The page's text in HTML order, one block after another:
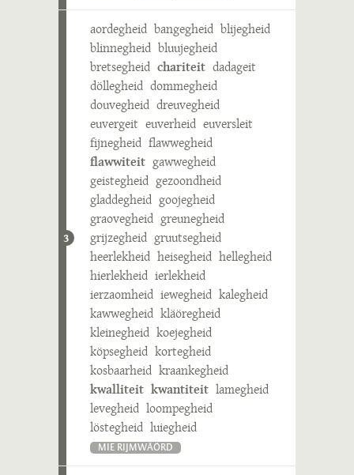
3
aordegheid bangegheid blijegheid
blinnegheid bluujegheid
bretsegheid chariteit dadageit
döllegheid dommegheid
douvegheid dreuvegheid
euvergeit euverheid euversleit
fijnegheid flawwegheid
flawwiteit gawwegheid
geistegheid gezoondheid
gladdegheid goojegheid
graovegheid greunegheid
grijzegheid gruutsegheid
heerlekheid heisegheid hellegheid
hierlekheid ierlekheid
ierzaomheid iewegheid kalegheid
kawwegheid kläöregheid
kleinegheid koejegheid
köpsegheid kortegheid
kosbaarheid kraankegheid
kwalliteit kwantiteit lamegheid
levegheid loompegheid
löstegheid luiegheid
MIE RIJMWÄÖRD